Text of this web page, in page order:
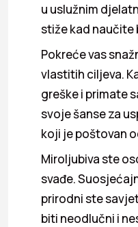
u uslužnim
stiže kad
Pokreće vas
vlastitih ciljeva.
greške i primate
svoje šanse za
koji je poštovan
Miroljubiva ste
svađe.
prirodni ste
biti neodlučni i